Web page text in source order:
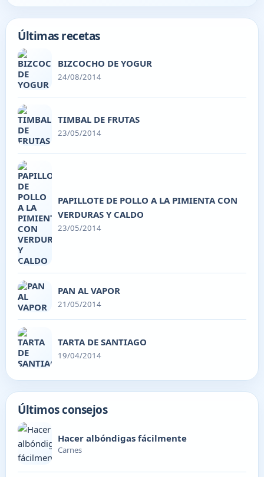
Últimas recetas
BIZCOCHO DE YOGUR
24/08/2014
TIMBAL DE FRUTAS
23/05/2014
PAPILLOTE DE POLLO A LA PIMIENTA CON
VERDURAS Y CALDO
23/05/2014
PAN AL VAPOR
21/05/2014
TARTA DE SANTIAGO
19/04/2014
Últimos consejos
Hacer albóndigas fácilmente
Carnes